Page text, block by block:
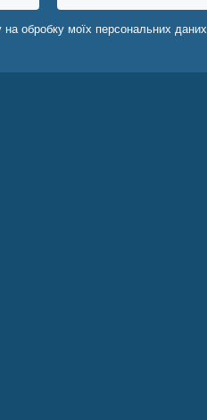
обробку моїх персональних даних